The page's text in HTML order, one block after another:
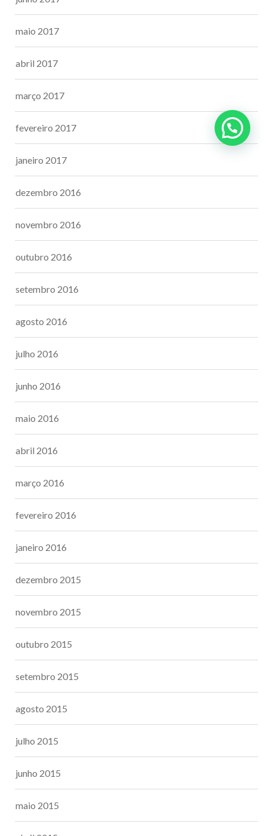
maio 2017
abril 2017
março 2017
fevereiro 2017
janeiro 2017
dezembro 2016
novembro 2016
outubro 2016
setembro 2016
agosto 2016
julho 2016
junho 2016
maio 2016
abril 2016
março 2016
fevereiro 2016
janeiro 2016
dezembro 2015
novembro 2015
outubro 2015
setembro 2015
agosto 2015
julho 2015
junho 2015
maio 2015